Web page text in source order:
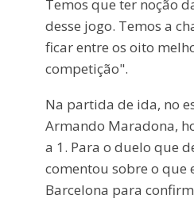
Temos que ter noção
desse jogo. Temos a
ficar entre os oito
competição".
Na partida de ida, no
Armando Maradona,
a 1. Para o duelo que
comentou sobre o que
Barcelona para